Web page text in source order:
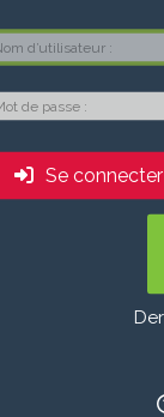
Se connecter